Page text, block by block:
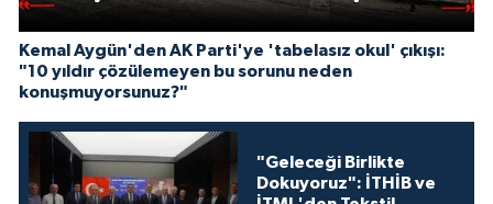
Kemal Aygün'den AK Parti'ye 'tabelasız okul' çıkışı:
"10 yıldır çözülemeyen bu sorunu neden
konuşmuyorsunuz?"
"Geleceği Birlikte
Dokuyoruz": İTHİB ve